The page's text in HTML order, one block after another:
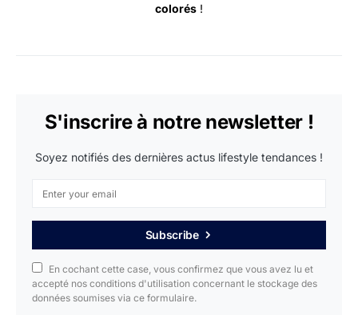
colorés !
S'inscrire à notre newsletter !
Soyez notifiés des dernières actus lifestyle tendances !
Subscribe
En cochant cette case, vous confirmez que vous avez lu et
accepté nos conditions d'utilisation concernant le stockage des
données soumises via ce formulaire.